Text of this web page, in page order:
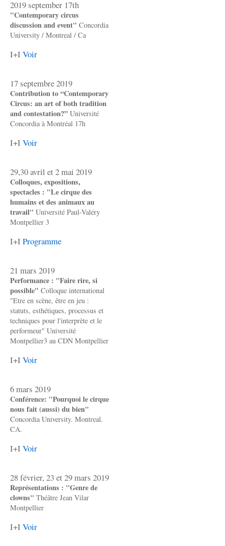
2019 september 17th
"Contemporary circus
discussion and event" Concordia
University / Montreal / Ca
I+I Voir
17 septembre 2019
Contribution to “Contemporary
Circus: an art of both tradition
and contestation?” Université
Concordia à Montréal 17h
I+I Voir
29,30 avril et 2 mai 2019
Colloques, expositions,
spectacles : "Le cirque des
humains et des animaux au
travail" Université Paul-Valéry
Montpellier 3
I+I Programme
21 mars 2019
Performance : "Faire rire, si
possible" Colloque international
"Etre en scène, être en jeu :
statuts, esthétiques, processus et
techniques pour l'interprète et le
performeur" Université
Montpellier3 au CDN Montpellier
I+I Voir
6 mars 2019
Conférence: "Pourquoi le cirque
nous fait (aussi) du bien"
Concordia University. Montreal.
CA.
I+I Voir
28 février, 23 et 29 mars 2019
Représentations : "Genre de
clowns" Théâtre Jean Vilar
Montpellier
I+I Voir